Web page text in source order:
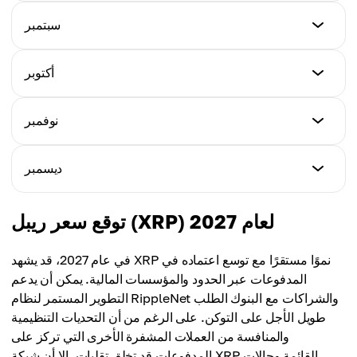
$1.89
الحد الأقصى
الحد الأدنى
$1.93
الحد الأقصى
سبتمبر
الحد الأدنى
$2.16
الحد الأقصى
أكتوبر
الحد الأدنى
$2.31
الحد الأقصى
المتوسط
$4.50
نوفمبر
$3.46
الحد الأقصى
المتوسط
$4.65
ديسمبر
$4.11
الحد الأقصى
$5.23
المتوسط
$4.93
توقع سعر ريبل (XRP) لعام 2027
في عام 2027، قد يشهد XRP نموًا مستقرًا مع توسع اعتماده في
المدفوعات عبر الحدود والمؤسسات المالية. يمكن أن يدعم
التطوير المستمر لنظام RippleNet والشراكات مع البنوك الطلب
طويل الأجل على التوكن. على الرغم من أن التحديات التنظيمية
والمنافسة من العملات المشفرة الأخرى التي تركز على